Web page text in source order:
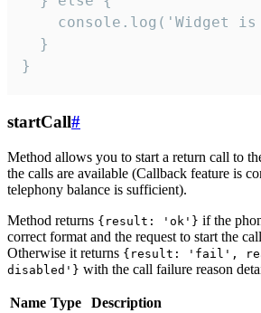
console.log('Widget is
  }
}
startCall#
Method allows you to start a return call to
the calls are available (Callback feature is
telephony balance is sufficient).
Method returns {result: 'ok'} if the
correct format and the request to start the
Otherwise it returns {result: 'fail',
disabled'} with the call failure reason
Name Type
Description